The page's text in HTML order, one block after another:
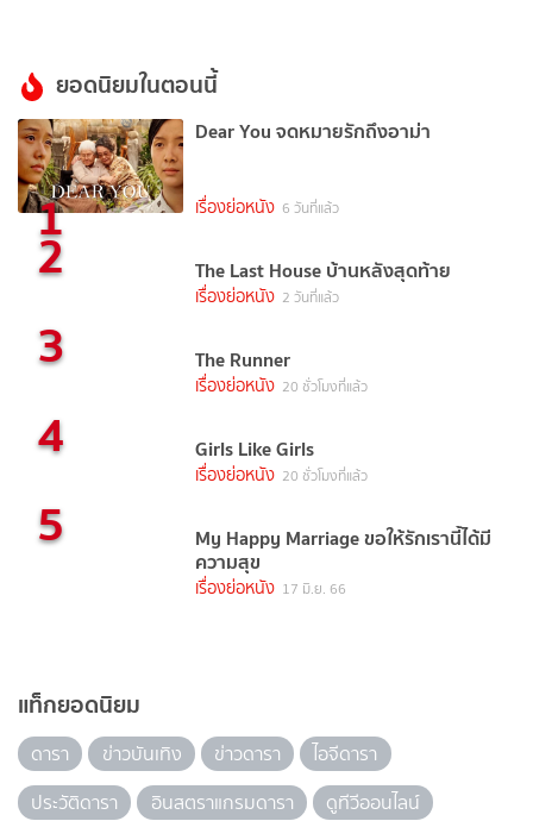
ยอดนิยมในตอนนี้
1
Dear You จดหมายรักถึงอาม่า
เรื่องย่อหนัง 6 วันที่แล้ว
2 The Last House บ้านหลังสุดท้าย
เรื่องย่อหนัง 2 วันที่แล้ว
3 The Runner
เรื่องย่อหนัง 20 ชั่วโมงที่แล้ว
4 Girls Like Girls
เรื่องย่อหนัง 20 ชั่วโมงที่แล้ว
5 My Happy Marriage ขอให้รักเรานี้ได้มี
ความสุข
เรื่องย่อหนัง 17 มิ.ย. 66
แท็กยอดนิยม
ดารา ข่าวบันเทิง ข่าวดารา
ไอจีดารา
ประวัติดารา
อินสตราแกรมดารา
ดูทีวีออนไลน์